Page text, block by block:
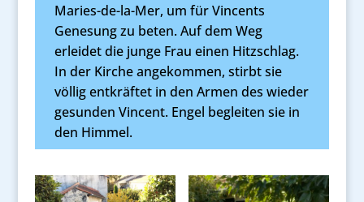
Maries-de-la-Mer, um für Vincents
Genesung zu beten. Auf dem Weg
erleidet die junge Frau einen Hitzschlag.
In der Kirche angekommen, stirbt sie
völlig entkräftet in den Armen des wieder
gesunden Vincent. Engel begleiten sie in
den Himmel.